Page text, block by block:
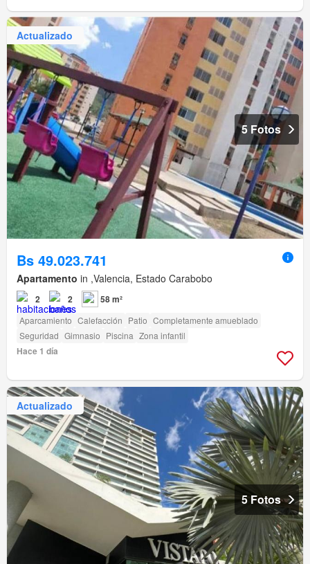
Actualizado
5 Fotos
Bs 49.023.741
Apartamento in ,Valencia, Estado Carabobo
2 2 58 m²
Aparcamiento Calefacción Patio Completamente amueblado
Seguridad Gimnasio Piscina Zona infantil
Hace 1 día
Actualizado
5 Fotos